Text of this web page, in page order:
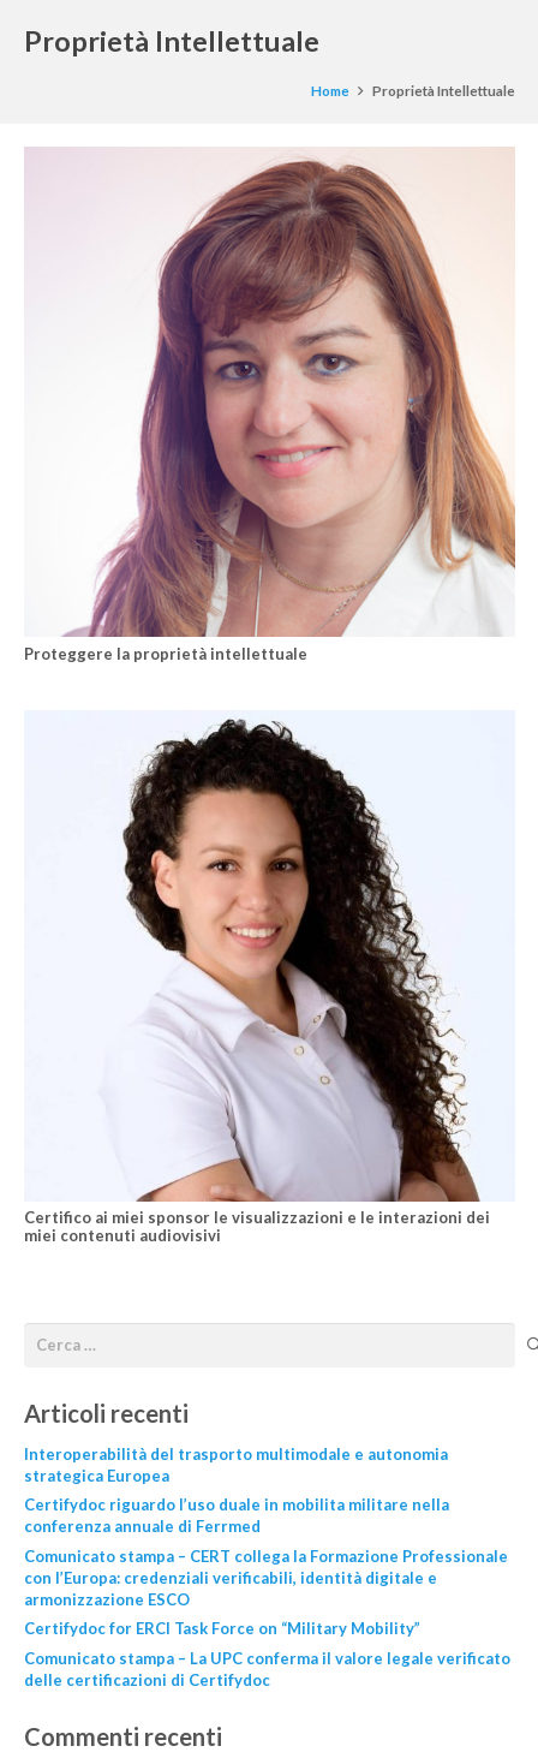
Proprietà Intellettuale
Home Proprietà Intellettuale
Proteggere la proprietà intellettuale
Certifico ai miei sponsor le visualizzazioni e le interazioni dei
miei contenuti audiovisivi
Articoli recenti
Interoperabilità del trasporto multimodale e autonomia
strategica Europea
Certifydoc riguardo l’uso duale in mobilita militare nella
conferenza annuale di Ferrmed
Comunicato stampa – CERT collega la Formazione Professionale
con l’Europa: credenziali verificabili, identità digitale e
armonizzazione ESCO
Certifydoc for ERCI Task Force on “Military Mobility”
Comunicato stampa – La UPC conferma il valore legale verificato
delle certificazioni di Certifydoc
Commenti recenti